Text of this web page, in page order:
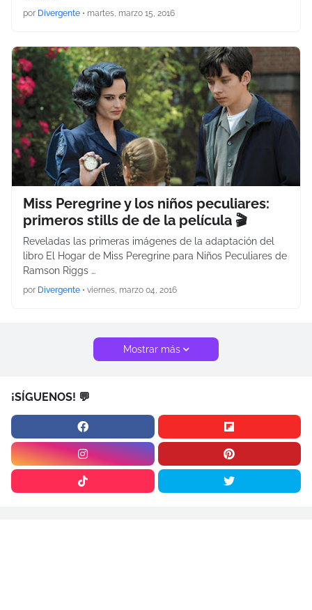
por Divergente • martes, marzo 15, 2016
Miss Peregrine y los niños peculiares:
primeros stills de de la película 🎬
Reveladas las primeras imágenes de la adaptación del
libro El Hogar de Miss Peregrine para Niños Peculiares de
Ramson Riggs …
por Divergente • viernes, marzo 04, 2016
Mostrar más
¡SÍGUENOS! 💬